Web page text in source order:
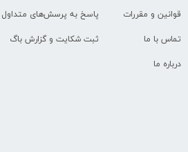
پاسخ به پرسش‌های متداول
ثبت شکایت و گزارش باگ
قوانین و مقررات
تماس با ما
درباره ما